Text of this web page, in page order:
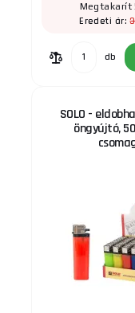
Megtakarít
Eredeti ár:
db
SOLO -
öngyújtó,